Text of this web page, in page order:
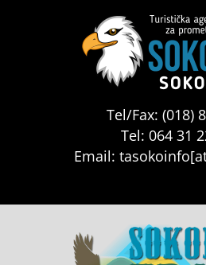
Tel/Fax: (018)
Tel: 064 31
Email: